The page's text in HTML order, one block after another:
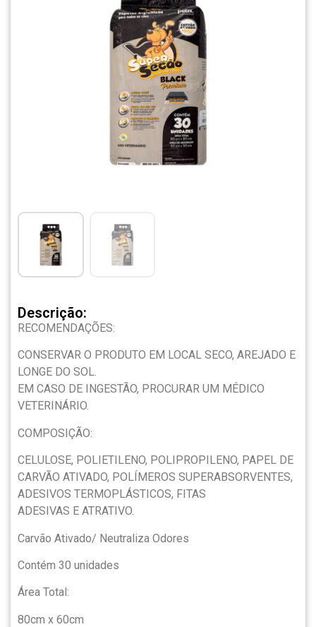
Descrição:
RECOMENDAÇÕES:
CONSERVAR O PRODUTO EM LOCAL SECO, AREJADO E
LONGE DO SOL.
EM CASO DE INGESTÃO, PROCURAR UM MÉDICO
VETERINÁRIO.
COMPOSIÇÃO:
CELULOSE, POLIETILENO, POLIPROPILENO, PAPEL DE
CARVÃO ATIVADO, POLÍMEROS SUPERABSORVENTES,
ADESIVOS TERMOPLÁSTICOS, FITAS
ADESIVAS E ATRATIVO.
Carvão Ativado/ Neutraliza Odores
Contém 30 unidades
Área Total:
80cm x 60cm